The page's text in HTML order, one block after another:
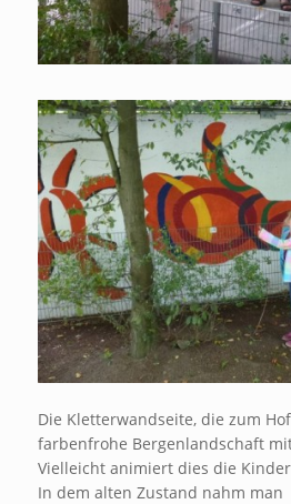
Die Kletterwandseite, die zum
farbenfrohe Bergenlandschaft
Vielleicht animiert dies die
In dem alten Zustand nahm